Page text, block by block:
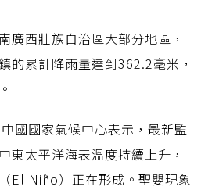
廣西壯族自治區大部分地區，
的累計降雨量達到362.2毫米，
國國家氣候中心表示，最新監
東太平洋海表溫度持續上升，
El Niño）正在形成。聖嬰現象